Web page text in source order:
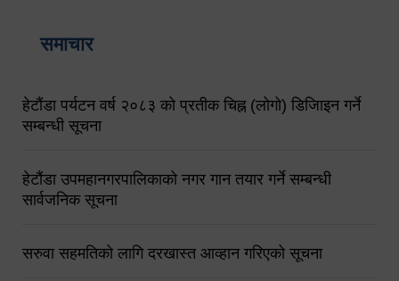
समाचार
हेटौंडा पर्यटन वर्ष २०८३ को प्रतीक चिह्न (लोगो) डिजिाइन गर्ने
सम्बन्धी सूचना
हेटौंडा उपमहानगरपालिकाको नगर गान तयार गर्ने सम्बन्धी
सार्वजनिक सूचना
सरुवा सहमतिको लागि दरखास्त आव्हान गरिएको सूचना